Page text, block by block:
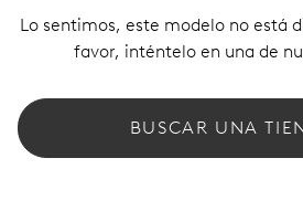
Lo sentimos, este modelo no está
favor, inténtelo en una de
BUSCAR UNA